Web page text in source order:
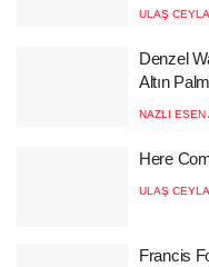
ULAŞ
Denzel
Altın
NAZLI ESEN
Here
ULAŞ
Francis